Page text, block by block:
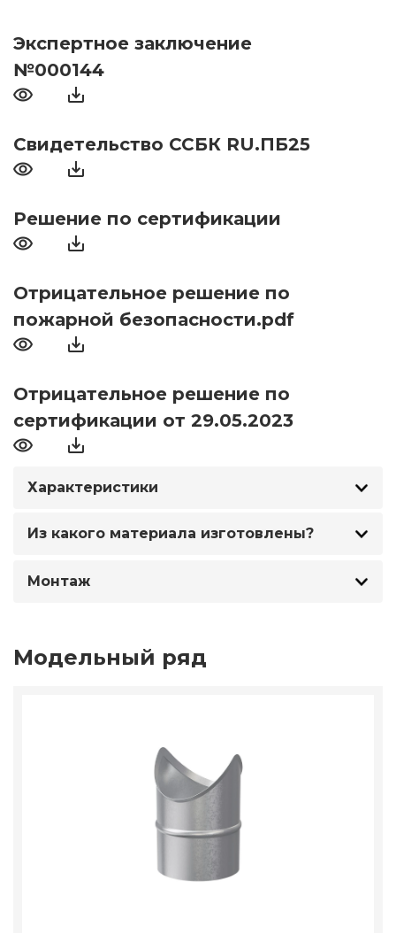
Экспертное заключение
№000144
Свидетельство ССБК RU.ПБ25
Решение по сертификации
Отрицательное решение по
пожарной безопасности.pdf
Отрицательное решение по
сертификации от 29.05.2023
Характеристики
Из какого материала изготовлены?
Монтаж
Модельный ряд